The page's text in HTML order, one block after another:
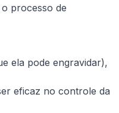
processo de
ela pode engravidar),
eficaz no controle da